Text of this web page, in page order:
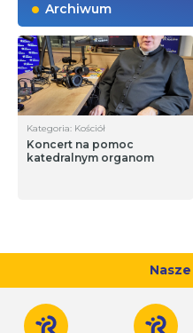
Archiwum
Kategoria: Kościół
Koncert na pomoc
katedralnym organom